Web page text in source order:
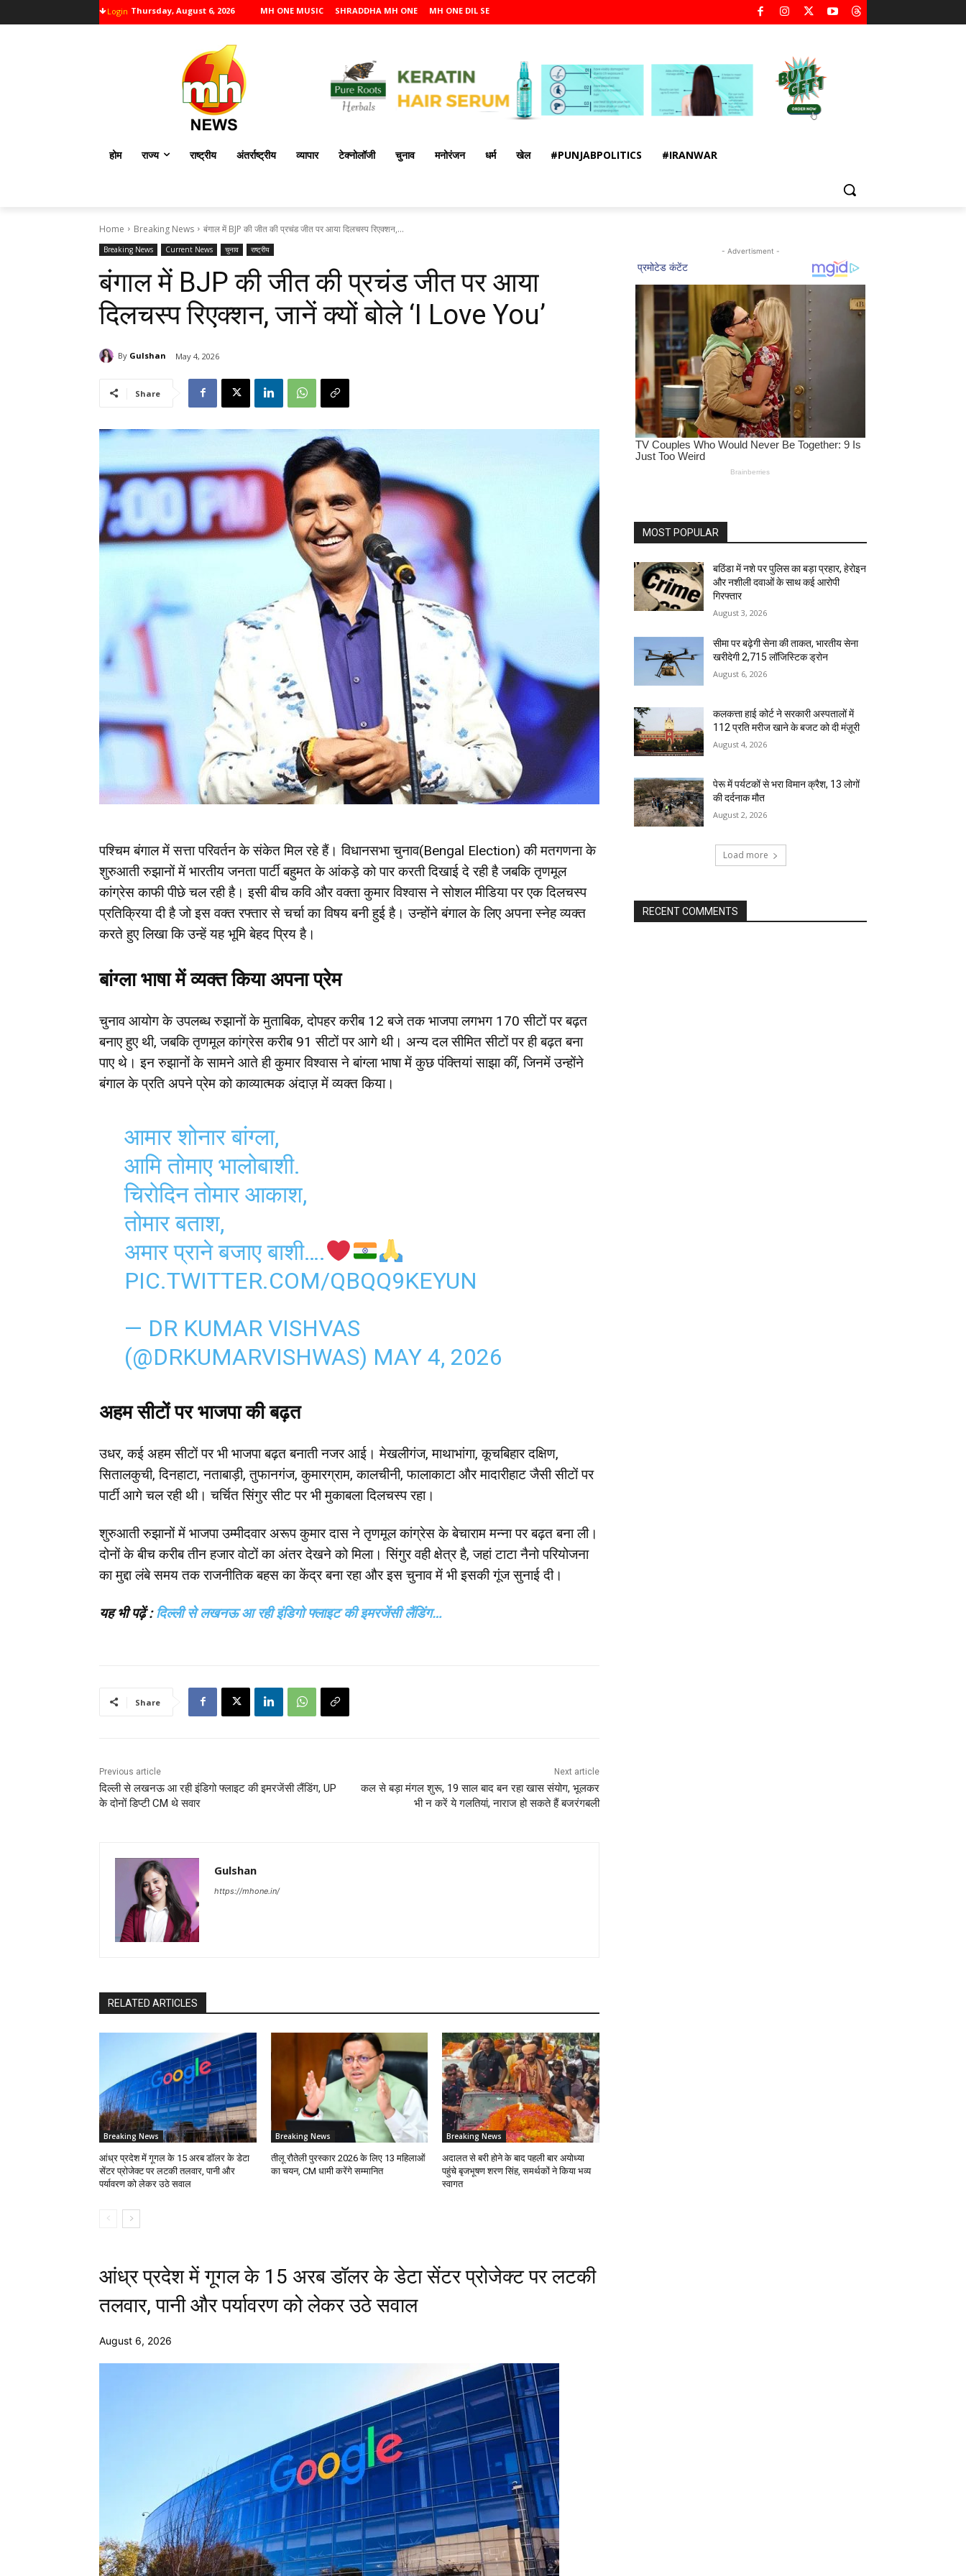
Login Thursday, August 6, 2026 MH ONE MUSIC SHRADDHA MH ONE MH ONE DIL SE
होम राज्य राष्ट्रीय अंतर्राष्ट्रीय व्यापार टेक्नोलॉजी चुनाव मनोरंजन धर्म खेल #PUNJABPOLITICS #IRANWAR
Home Breaking News बंगाल में BJP की जीत की प्रचंड जीत पर आया दिलचस्प रिएक्शन,...
Breaking News Current News चुनाव राष्ट्रीय
बंगाल में BJP की जीत की प्रचंड जीत पर आया
दिलचस्प रिएक्शन, जानें क्यों बोले ‘I Love You’
By Gulshan May 4, 2026
Share
पश्चिम बंगाल में सत्ता परिवर्तन के संकेत मिल रहे हैं। विधानसभा चुनाव(Bengal Election) की मतगणना के
शुरुआती रुझानों में भारतीय जनता पार्टी बहुमत के आंकड़े को पार करती दिखाई दे रही है जबकि तृणमूल
कांग्रेस काफी पीछे चल रही है। इसी बीच कवि और वक्ताकुमार विश्वासने सोशल मीडिया पर एक दिलचस्प
प्रतिक्रिया दी है जो इस वक्त रफ्तार से चर्चा का विषय बनी हुई है। उन्होंने बंगाल के लिए अपना स्नेह व्यक्त
करते हुए लिखा कि उन्हें यह भूमि बेहद प्रिय है।
बांग्ला भाषा में व्यक्त किया अपना प्रेम
चुनाव आयोग के उपलब्ध रुझानों के मुताबिक, दोपहर करीब 12 बजे तक भाजपा लगभग 170 सीटों पर बढ़त
बनाए हुए थी, जबकि तृणमूल कांग्रेस करीब 91 सीटों पर आगे थी। अन्य दल सीमित सीटों पर ही बढ़त बना
पाए थे। इन रुझानों के सामने आते ही कुमार विश्वास ने बांग्ला भाषा में कुछ पंक्तियां साझा कीं, जिनमें उन्होंने
बंगाल के प्रति अपने प्रेम को काव्यात्मक अंदाज़ में व्यक्त किया।
आमार शोनार बांग्ला,
आमि तोमाए भालोबाशी.
चिरोदिन तोमार आकाश,
तोमार बताश,
अमार प्राने बजाए बाशी….
PIC.TWITTER.COM/QBQQ9KEYUN
— DR KUMAR VISHVAS
(@DRKUMARVISHWAS) MAY 4, 2026
अहम सीटों पर भाजपा की बढ़त
उधर, कई अहम सीटों पर भी भाजपा बढ़त बनाती नजर आई। मेखलीगंज, माथाभांगा, कूचबिहार दक्षिण,
सितालकुची, दिनहाटा, नताबाड़ी, तुफानगंज, कुमारग्राम, कालचीनी, फालाकाटा और मादारीहाट जैसी सीटों पर
पार्टी आगे चल रही थी। चर्चित सिंगुर सीट पर भी मुकाबला दिलचस्प रहा।
शुरुआती रुझानों में भाजपा उम्मीदवार अरूप कुमार दास ने तृणमूल कांग्रेस के बेचाराम मन्ना पर बढ़त बना ली।
दोनों के बीच करीब तीन हजार वोटों का अंतर देखने को मिला। सिंगुर वही क्षेत्र है, जहां टाटा नैनो परियोजना
का मुद्दा लंबे समय तक राजनीतिक बहस का केंद्र बना रहा और इस चुनाव में भी इसकी गूंज सुनाई दी।
यह भी पढ़ें :दिल्ली से लखनऊ आ रही इंडिगो फ्लाइट की इमरजेंसी लैंडिंग…
Share
Previous article
दिल्ली से लखनऊ आ रही इंडिगो फ्लाइट की इमरजेंसी लैंडिंग, UP
के दोनों डिप्टी CM थे सवार
Next article
कल से बड़ा मंगल शुरू, 19 साल बाद बन रहा खास संयोग, भूलकर
भी न करें ये गलतियां, नाराज हो सकते हैं बजरंगबली
Gulshan
https://mhone.in/
RELATED ARTICLES
Breaking News
आंध्र प्रदेश में गूगल के 15 अरब डॉलर के डेटा
सेंटर प्रोजेक्ट पर लटकी तलवार, पानी और
पर्यावरण को लेकर उठे सवाल
Breaking News
तीलू रौतेली पुरस्कार 2026 के लिए 13 महिलाओं
का चयन, CM धामी करेंगे सम्मानित
Breaking News
अदालत से बरी होने के बाद पहली बार अयोध्या
पहुंचे बृजभूषण शरण सिंह, समर्थकों ने किया भव्य
स्वागत
आंध्र प्रदेश में गूगल के 15 अरब डॉलर के डेटा सेंटर प्रोजेक्ट पर लटकी
तलवार, पानी और पर्यावरण को लेकर उठे सवाल
August 6, 2026
- Advertisment -
MOST POPULAR
बठिंडा में नशे पर पुलिस का बड़ा प्रहार, हेरोइन
और नशीली दवाओं के साथ कई आरोपी
गिरफ्तार
August 3, 2026
सीमा पर बढ़ेगी सेना की ताकत, भारतीय सेना
खरीदेगी 2,715 लॉजिस्टिक ड्रोन
August 6, 2026
कलकत्ता हाई कोर्ट ने सरकारी अस्पतालों में
₹112 प्रति मरीज खाने के बजट को दी मंज़ूरी
August 4, 2026
पेरू में पर्यटकों से भरा विमान क्रैश, 13 लोगों
की दर्दनाक मौत
August 2, 2026
Load more
RECENT COMMENTS